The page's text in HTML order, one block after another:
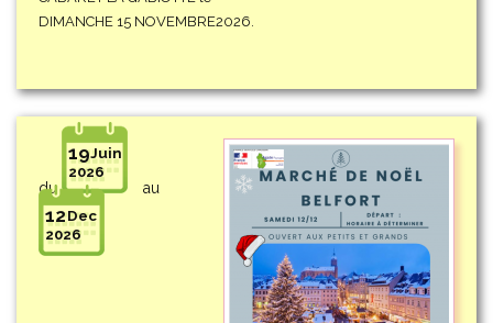
DIMANCHE 15 NOVEMBRE2026.
du
19Juin
2026
au
12Dec
2026